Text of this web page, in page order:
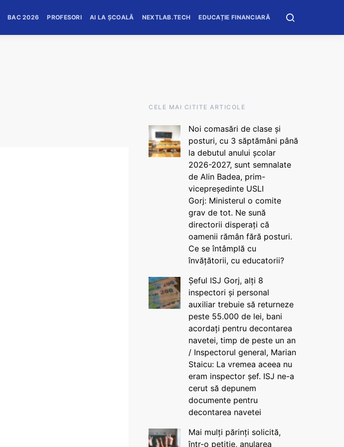
BAC 2026 PROFESORI AI LA ȘCOALĂ NEXTLAB.TECH EDUCAȚIE FINANCIARĂ
CELE MAI CITITE ARTICOLE
Noi comasări de clase și
posturi, cu 3 săptămâni până
la debutul anului școlar
2026-2027, sunt semnalate
de Alin Badea, prim-
vicepreședinte USLI
Gorj: Ministerul o comite
grav de tot. Ne sună
directorii disperați că
oamenii rămân fără posturi.
Ce se întâmplă cu
învățătorii, cu educatorii?
Șeful ISJ Gorj, alți 8
inspectori și personal
auxiliar trebuie să returneze
peste 55.000 de lei, bani
acordați pentru decontarea
navetei, timp de peste un an
/ Inspectorul general, Marian
Staicu: La vremea aceea nu
eram inspector șef. ISJ ne-a
cerut să depunem
documente pentru
decontarea navetei
Mai mulți părinți solicită,
într-o petiție, anularea